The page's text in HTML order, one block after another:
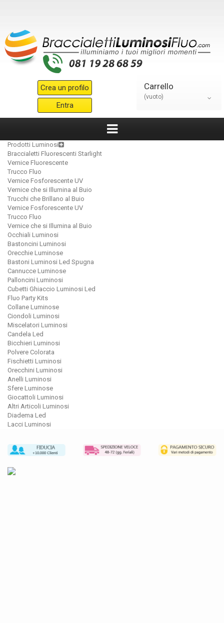
Crea un profilo
Entra
Carrello
(vuoto)
Prodotti Luminosi
Braccialetti Fluorescenti Starlight
Vernice Fluorescente
Trucco Fluo
Vernice Fosforescente UV
Vernice che si Illumina al Buio
Trucchi che Brillano al Buio
Vernice Fosforescente UV
Trucco Fluo
Vernice che si Illumina al Buio
Occhiali Luminosi
Bastoncini Luminosi
Orecchie Luminose
Bastoni Luminosi Led Spugna
Cannucce Luminose
Palloncini Luminosi
Cubetti Ghiaccio Luminosi Led
Fluo Party Kits
Collane Luminose
Ciondoli Luminosi
Miscelatori Luminosi
Candela Led
Bicchieri Luminosi
Polvere Colorata
Fischietti Luminosi
Orecchini Luminosi
Anelli Luminosi
Sfere Luminose
Giocattoli Luminosi
Altri Articoli Luminosi
Diadema Led
Lacci Luminosi